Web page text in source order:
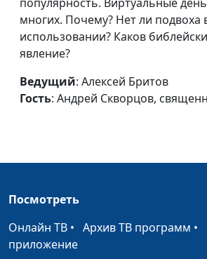
Евангелие?
Можно ли верующим
людям обращаться к
врачам?
Алексей
Можно ли понять
Алексей
Учение Иисуса Христа
Алексей
Разрешает ли Библия
пить алкоголь?
Алексей
многих. Почему? Нет ли подвоха
использовании? Каков
явление?
Ведущий: Алексей Бритов
Гость: Андрей Скворцов,
Посмотреть
Онлайн ТВ • Архив ТВ программ •
приложение